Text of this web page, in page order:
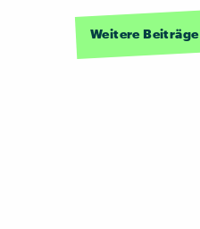
Weitere Beiträge